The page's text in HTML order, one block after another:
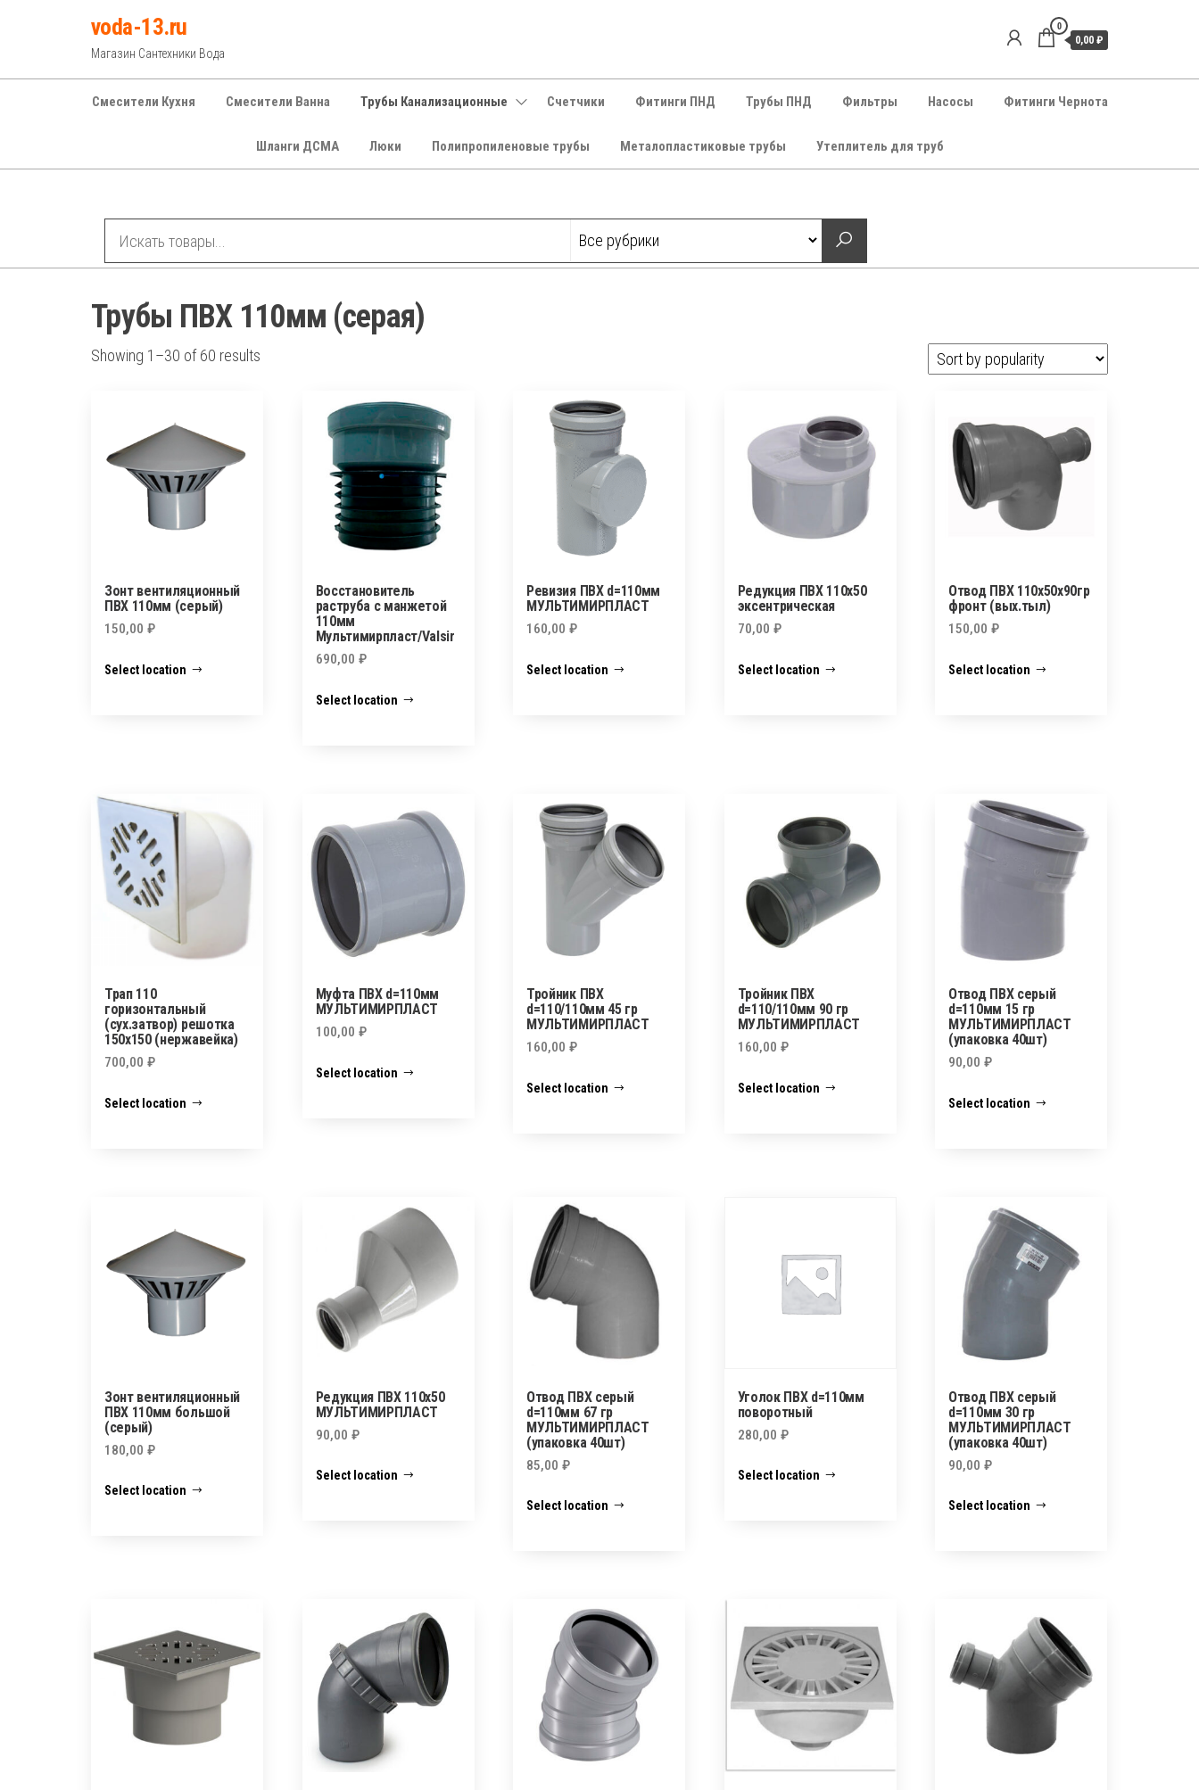
voda-13.ru
Магазин Сантехники Вода
0
0,00 ₽
Смесители Кухня Смесители Ванна Трубы Канализационные Счетчики Фитинги ПНД Трубы ПНД Фильтры Насосы Фитинги Чернота
Шланги ДСМА Люки Полипропиленовые трубы Металопластиковые трубы Утеплитель для труб
Трубы ПВХ 110мм (серая)
Showing 1–30 of 60 results
Зонт вентиляционный
ПВХ 110мм (серый)
150,00 ₽
Select location
Восстановитель
раструба с манжетой
110мм
Мультимирпласт/Valsir
690,00 ₽
Select location
Ревизия ПВХ d=110мм
МУЛЬТИМИРПЛАСТ
160,00₽
Select location
Редукция ПВХ 110х50
эксентрическая
70,00 ₽
Select location
Отвод ПВХ 110х50х90гр
фронт (вых.тыл)
150,00₽
Select location
Трап 110
горизонтальный
(сух.затвор) решотка
150х150 (нержавейка)
700,00 ₽
Select location
Муфта ПВХ d=110мм
МУЛЬТИМИРПЛАСТ
100,00 ₽
Select location
Тройник ПВХ
d=110/110мм 45 гр
МУЛЬТИМИРПЛАСТ
160,00₽
Select location
Тройник ПВХ
d=110/110мм 90 гр
МУЛЬТИМИРПЛАСТ
160,00 ₽
Select location
Отвод ПВХ серый
d=110мм 15 гр
МУЛЬТИМИРПЛАСТ
(упаковка 40шт)
90,00₽
Select location
Зонт вентиляционный
ПВХ 110мм большой
(серый)
180,00 ₽
Select location
Редукция ПВХ 110х50
МУЛЬТИМИРПЛАСТ
90,00 ₽
Select location
Отвод ПВХ серый
d=110мм 67 гр
МУЛЬТИМИРПЛАСТ
(упаковка 40шт)
85,00₽
Select location
Уголок ПВХ d=110мм
поворотный
280,00 ₽
Select location
Отвод ПВХ серый
d=110мм 30 гр
МУЛЬТИМИРПЛАСТ
(упаковка 40шт)
90,00₽
Select location